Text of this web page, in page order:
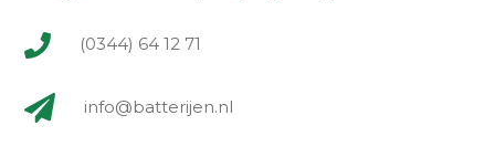
(0344) 64 12 71
info@batterijen.nl